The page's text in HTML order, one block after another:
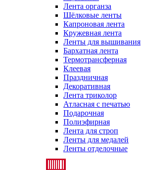
Лента органза
Шёлковые ленты
Капроновая лента
Кружевная лента
Ленты для вышивания
Бархатная лента
Термотрансферная
Клеевая
Праздничная
Декоративная
Лента триколор
Атласная с печатью
Подарочная
Полиэфирная
Лента для строп
Ленты для медалей
Ленты отделочные